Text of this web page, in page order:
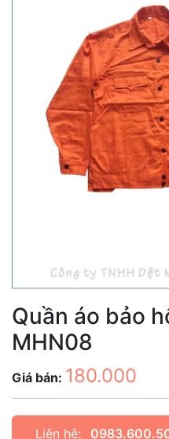
Quần áo bảo
MHN08
Giá bán: 180.000
Liên hệ: